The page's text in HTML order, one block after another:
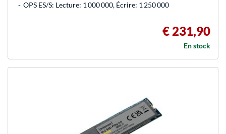
OPS ES/S: Lecture: 1 000 000, Écrire: 1 250 000
€ 231,90
En stock